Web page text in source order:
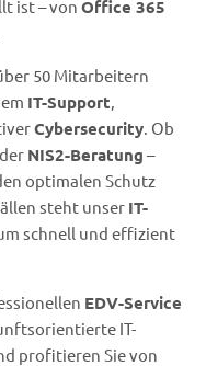
ist – von Office 365
50 Mitarbeitern
IT-Support,
Cybersecurity. Ob
NIS2-Beratung –
optimalen Schutz
steht unser IT-
schnell und effizient
EDV-Service
IT-
profitieren Sie von